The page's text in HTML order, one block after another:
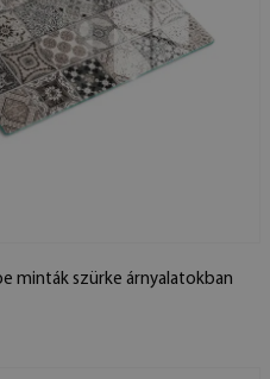
minták szürke árnyalatokban